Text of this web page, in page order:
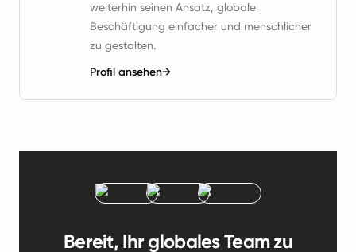
weiterhin seinen Ansatz, globale
Beschäftigung einfacher und menschlicher
zu gestalten.
Profil ansehen→
Bereit, Ihr globales Team zu